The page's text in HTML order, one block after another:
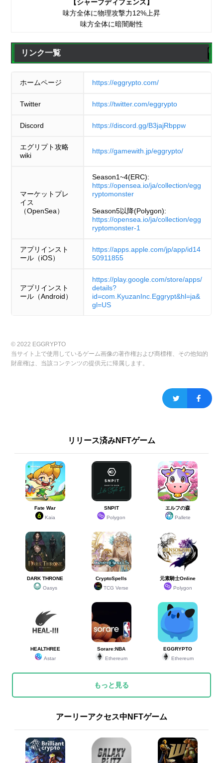
【シャープディフェンス】
味方全体に物理攻撃力12%上昇
味方全体に暗闇耐性
リンク一覧
ホームページ https://eggrypto.com/
Twitter https://twitter.com/eggrypto
Discord https://discord.gg/B3jajRbppw
エグリプト攻略
wiki
https://gamewith.jp/eggrypto/
マーケットプレ
イス
（OpenSea）
Season1~4(ERC):
https://opensea.io/ja/collection/egg
ryptomonster
Season5以降(Polygon):
https://opensea.io/ja/collection/egg
ryptomonster-1
アプリインスト
ール（iOS）
https://apps.apple.com/jp/app/id14
50911855
アプリインスト
ール（Android）
https://play.google.com/store/apps/
details?
id=com.KyuzanInc.Eggrypt&hl=ja&
gl=US
© 2022 EGGRYPTO
当サイト上で使用しているゲーム画像の著作権および商標権、その他知的
財産権は、当該コンテンツの提供元に帰属します。
リリース済みNFTゲーム
Fate War
Kaia
SNPIT
Polygon
エルフの森
Pallete
DARK THRONE
Oasys
CryptoSpells
TCG Verse
元素騎士Online
Polygon
HEALTHREE
Astar
Sorare:NBA
Ethereum
EGGRYPTO
Ethereum
もっと見る
アーリーアクセス中NFTゲーム